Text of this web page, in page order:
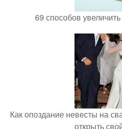
69 способов
Как опоздание невесты на
открыть